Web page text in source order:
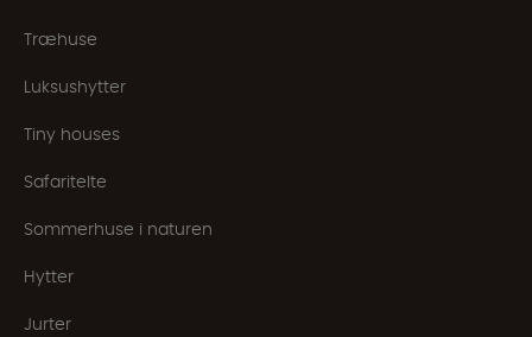
Træhuse
Luksushytter
Tiny houses
Safaritelte
Sommerhuse i naturen
Hytter
Jurter